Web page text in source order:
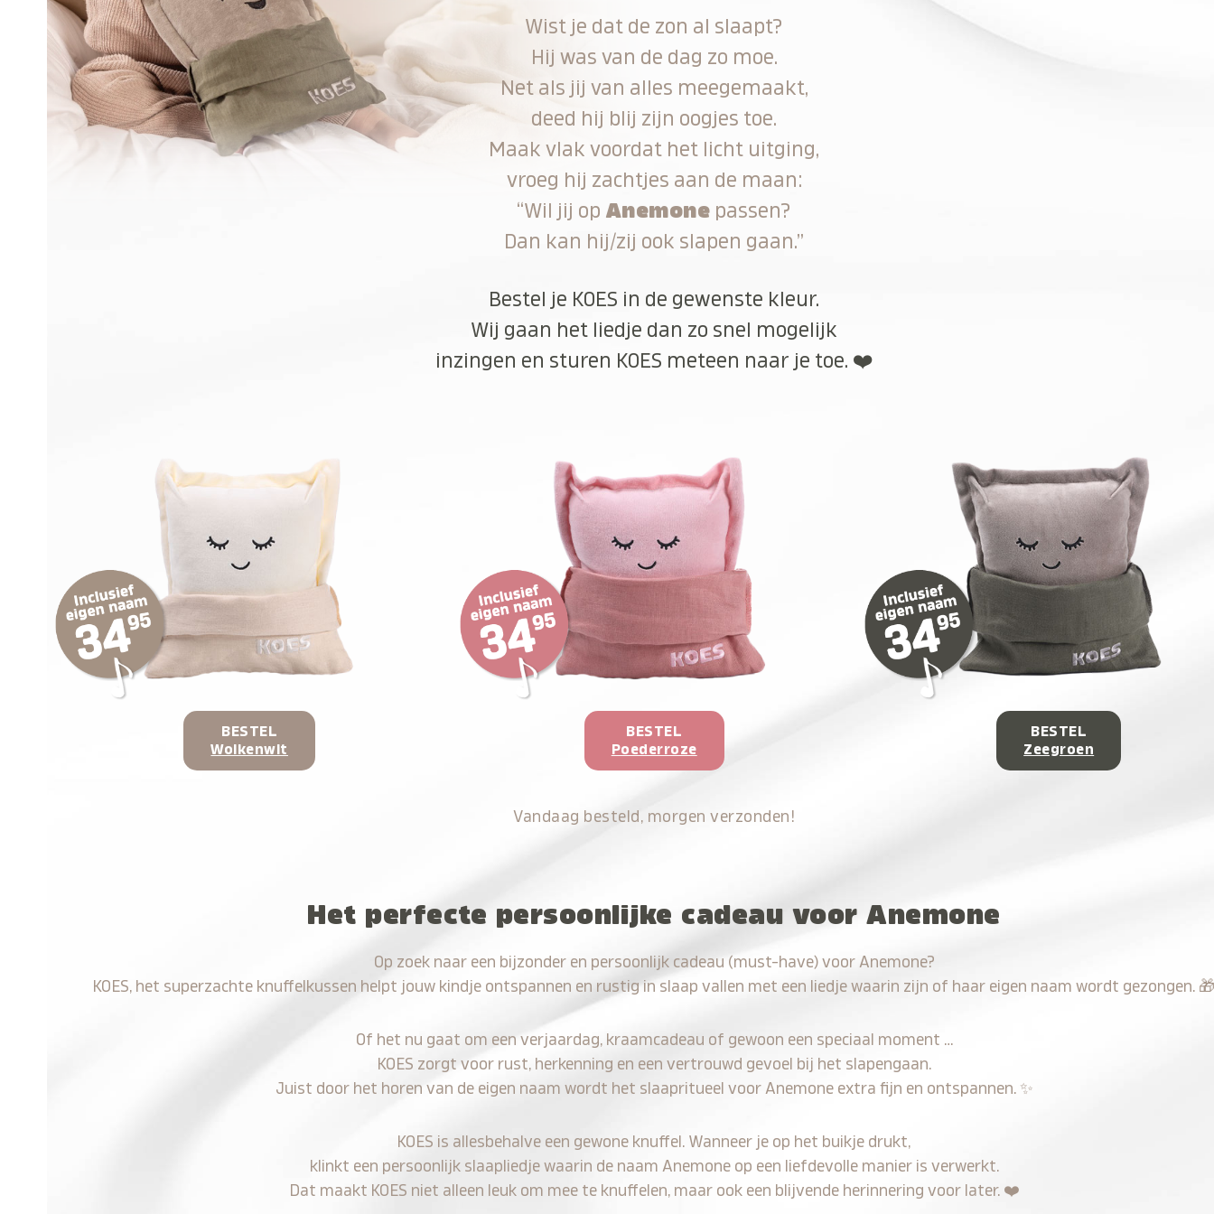
Wist je dat de zon al slaapt?
Hij was van de dag zo moe.
Net als jij van alles meegemaakt,
deed hij blij zijn oogjes toe.
Maak vlak voordat het licht uitging,
vroeg hij zachtjes aan de maan:
“Wil jij op Anemone passen?
Dan kan hij/zij ook slapen gaan.”
Bestel je KOES in de gewenste kleur.
Wij gaan het liedje dan zo snel mogelijk
inzingen en sturen KOES meteen naar je toe. ❤️
BESTEL
Wolkenwit
BESTEL
Poederroze
BESTEL
Zeegroen
Vandaag besteld, morgen verzonden!
Het perfecte persoonlijke cadeau voor Anemone
Op zoek naar een bijzonder en persoonlijk cadeau (must-have) voor Anemone?
KOES, het superzachte knuffelkussen helpt jouw kindje ontspannen en rustig in slaap vallen met een liedje waarin zijn of haar eigen naam wordt gezongen.
Of het nu gaat om een verjaardag, kraamcadeau of gewoon een speciaal moment …
KOES zorgt voor rust, herkenning en een vertrouwd gevoel bij het slapengaan.
Juist door het horen van de eigen naam wordt het slaapritueel voor Anemone extra fijn en ontspannen. ✨
KOES is allesbehalve een gewone knuffel. Wanneer je op het buikje drukt,
klinkt een persoonlijk slaapliedje waarin de naam Anemone op een liefdevolle manier is verwerkt.
Dat maakt KOES niet alleen leuk om mee te knuffelen, maar ook een blijvende herinnering voor later. ❤️